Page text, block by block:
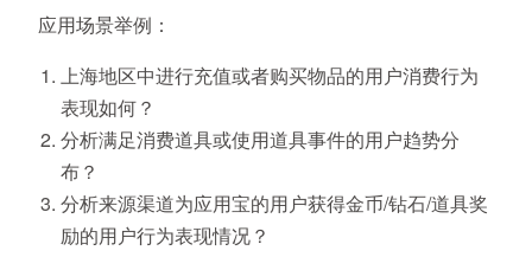
应用场景举例：
上海地区中进行充值或者购买物品的用户消费行为
表现如何？
分析满足消费道具或使用道具事件的用户趋势分
布？
分析来源渠道为应用宝的用户获得金币/钻石/道具奖
励的用户行为表现情况？